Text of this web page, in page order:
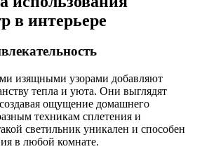
в интерьере
изящными узорами добавляют
тепла и уюта. Они выглядят
ощущение домашнего
техникам сплетения и
светильник уникален и способен
в любой комнате.